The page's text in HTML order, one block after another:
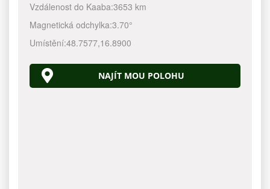
Vzdálenost do Kaaba:3653 km
Magnetická odchylka:3.70°
Umístění:48.7577,16.8900
NAJÍT MOU POLOHU